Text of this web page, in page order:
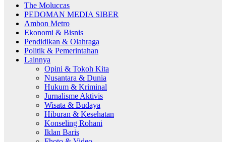
The Moluccas
PEDOMAN MEDIA SIBER
Ambon Metro
Ekonomi & Bisnis
Pendidikan & Olahraga
Politik & Pemerintahan
Lainnya
Opini & Tokoh Kita
Nusantara & Dunia
Hukum & Kriminal
Jurnalisme Aktivis
Wisata & Budaya
Hiburan & Kesehatan
Konseling Rohani
Iklan Baris